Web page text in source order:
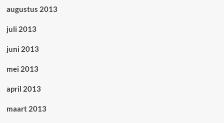
augustus 2013
juli 2013
juni 2013
mei 2013
april 2013
maart 2013